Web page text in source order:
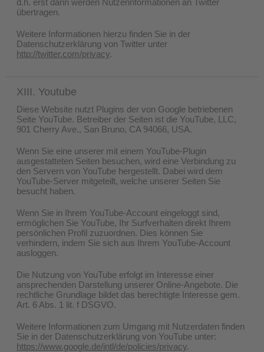
übertragen.
Weitere Informationen hierzu finden Sie in der
Datenschutzerklärung von Twitter unter
http://twitter.com/privacy.
XIII. Youtube
Diese Website nutzt Plugins der von Google betriebenen
Seite YouTube. Betreiber der Seiten ist die YouTube, LLC,
901 Cherry Ave., San Bruno, CA 94066, USA.
Wenn Sie eine unserer mit einem YouTube-Plugin
ausgestatteten Seiten besuchen, wird eine Verbindung zu
den Servern von YouTube hergestellt. Dabei wird dem
YouTube-Server mitgeteilt, welche unserer Seiten Sie
besucht haben.
Wenn Sie in Ihrem YouTube-Account eingeloggt sind,
ermöglichen Sie YouTube, Ihr Surfverhalten direkt Ihrem
persönlichen Profil zuzuordnen. Dies können Sie
verhindern, indem Sie sich aus Ihrem YouTube-Account
ausloggen.
Die Nutzung von YouTube erfolgt im Interesse einer
ansprechenden Darstellung unserer Online-Angebote. Die
rechtliche Grundlage bildet das berechtigte Interesse gem.
Art. 6 Abs. 1 lit. f DSGVO.
Weitere Informationen zum Umgang mit Nutzerdaten finden
Sie in der Datenschutzerklärung von YouTube unter:
https://www.google.de/intl/de/policies/privacy.